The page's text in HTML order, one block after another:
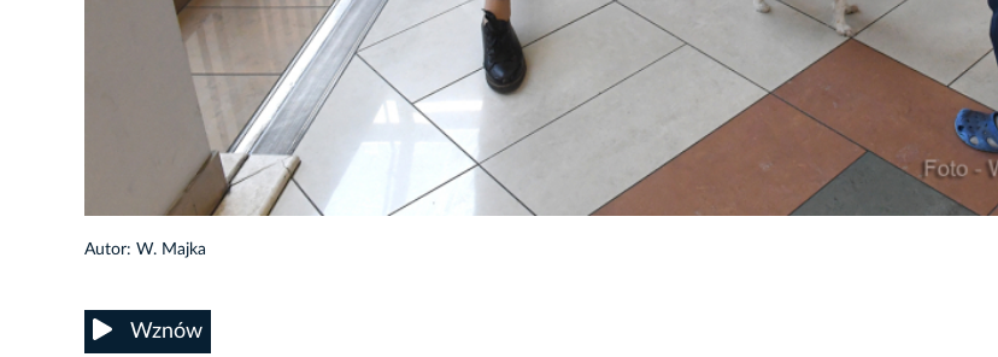
Autor: W. Majka
Wznów